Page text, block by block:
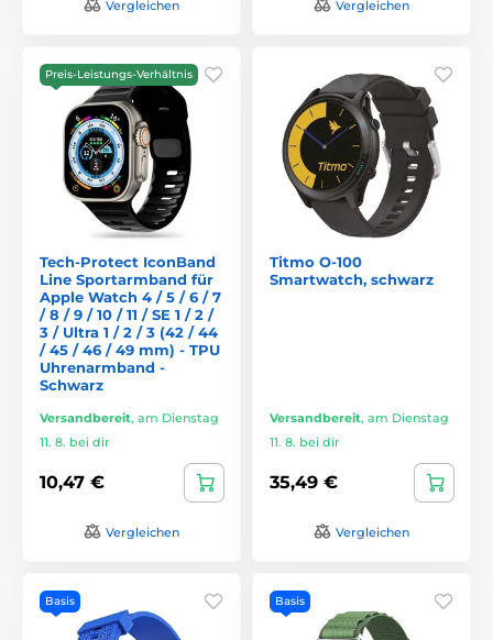
Vergleichen Vergleichen
Preis-Leistungs-Verhältnis
Tech-Protect IconBand
Line Sportarmband für
Apple Watch 4 / 5 / 6 / 7
/ 8 / 9 / 10 / 11 / SE 1 / 2 /
3 / Ultra 1 / 2 / 3 (42 / 44
/ 45 / 46 / 49 mm) - TPU
Uhrenarmband -
Schwarz
Versandbereit, am Dienstag
11. 8. bei dir
10,47 €
Vergleichen
Titmo O-100
Smartwatch, schwarz
Versandbereit, am Dienstag
11. 8. bei dir
35,49 €
Vergleichen
Basis Basis